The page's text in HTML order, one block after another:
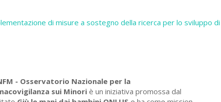
di misure a sostegno della ricerca per lo sviluppo
- Osservatorio Nazionale per la
sui Minoriè un iniziativa promossa dal